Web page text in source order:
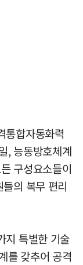
통합자동화력
, 능동방호체계
구성요소들이
의 복무 편리
지 특별한 기술
를 갖추어 공격